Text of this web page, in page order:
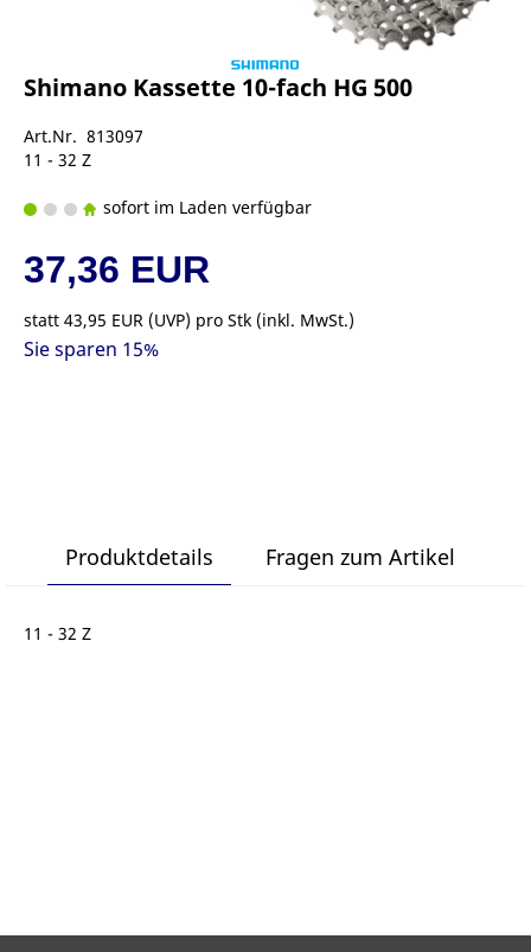
Shimano Kassette 10-fach HG 500
Art.Nr. 813097
11 - 32 Z
sofort im Laden verfügbar
37,36 EUR
statt 43,95 EUR (UVP) pro Stk (inkl. MwSt.)
Sie sparen 15%
Produktdetails Fragen zum Artikel
11 - 32 Z